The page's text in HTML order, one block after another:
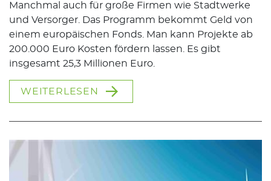
Manchmal auch für große Firmen wie Stadtwerke
und Versorger. Das Programm bekommt Geld von
einem europäischen Fonds. Man kann Projekte ab
200.000 Euro Kosten fördern lassen. Es gibt
insgesamt 25,3 Millionen Euro.
WEITERLESEN